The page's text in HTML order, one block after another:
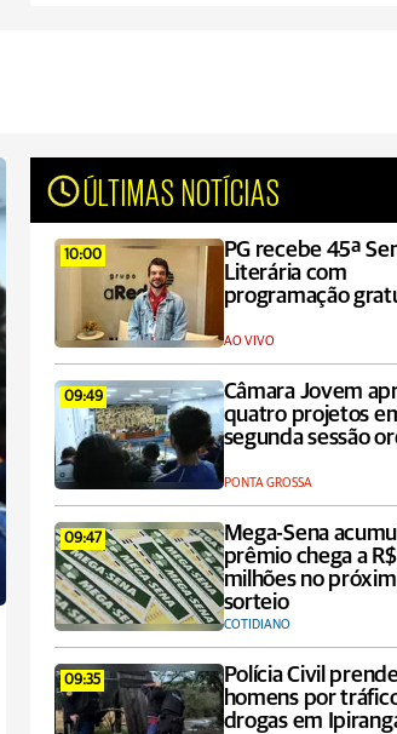
ÚLTIMAS NOTÍCIAS
10:00
PG recebe 45ª
Literária com
programação
AO VIVO
09:49
Câmara Jovem
quatro projetos
segunda sessão
PONTA GROSSA
09:47
Mega-Sena
prêmio chega a
milhões no
sorteio
COTIDIANO
09:35
Polícia Civil
homens por
drogas em